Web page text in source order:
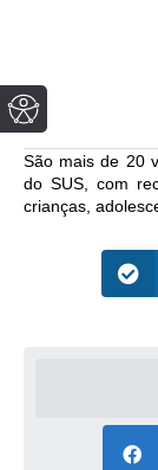
São mais de 20
do SUS, com
crianças,